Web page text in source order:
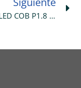
Pantalla LED COB P1.8 O-Tile De 24,576 M² Implementada Con Éxito En Un Bar Filipino